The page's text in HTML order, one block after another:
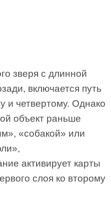
зверя с длинной
включается путь
и четвертому. Однако
объект раньше
«собакой» или
активирует карты
слоя ко второму